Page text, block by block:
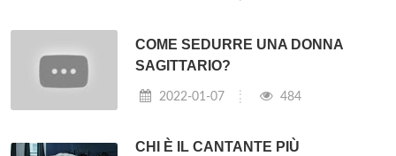
COME SEDURRE UNA DONNA
SAGITTARIO?
2022-01-07 484
CHI È IL CANTANTE PIÙ